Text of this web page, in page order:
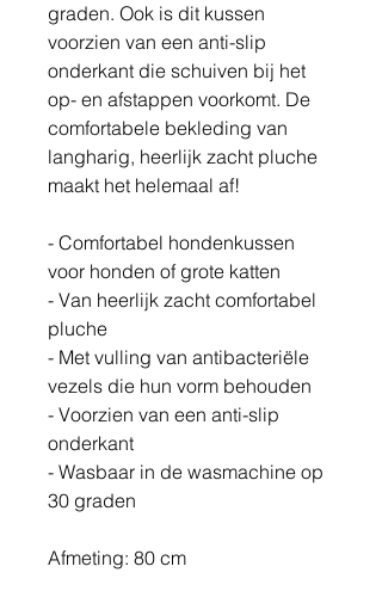
graden. Ook is dit kussen
voorzien van een anti-slip
onderkant die schuiven bij het
op- en afstappen voorkomt. De
comfortabele bekleding van
langharig, heerlijk zacht pluche
maakt het helemaal af!
- Comfortabel hondenkussen
voor honden of grote katten
- Van heerlijk zacht comfortabel
pluche
- Met vulling van antibacteriële
vezels die hun vorm behouden
- Voorzien van een anti-slip
onderkant
- Wasbaar in de wasmachine op
30 graden
Afmeting: 80 cm